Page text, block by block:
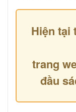
Hiện tại
trang
đầu